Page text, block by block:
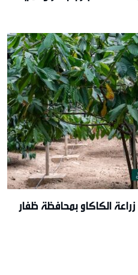
الكاكاو بمحافظة ظفار